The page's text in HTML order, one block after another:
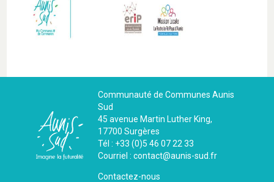
Communauté de Communes Aunis
Sud
45 avenue Martin Luther King,
17700 Surgères
Tél : +33 (0)5 46 07 22 33
Courriel : contact@aunis-sud.fr
Contactez-nous